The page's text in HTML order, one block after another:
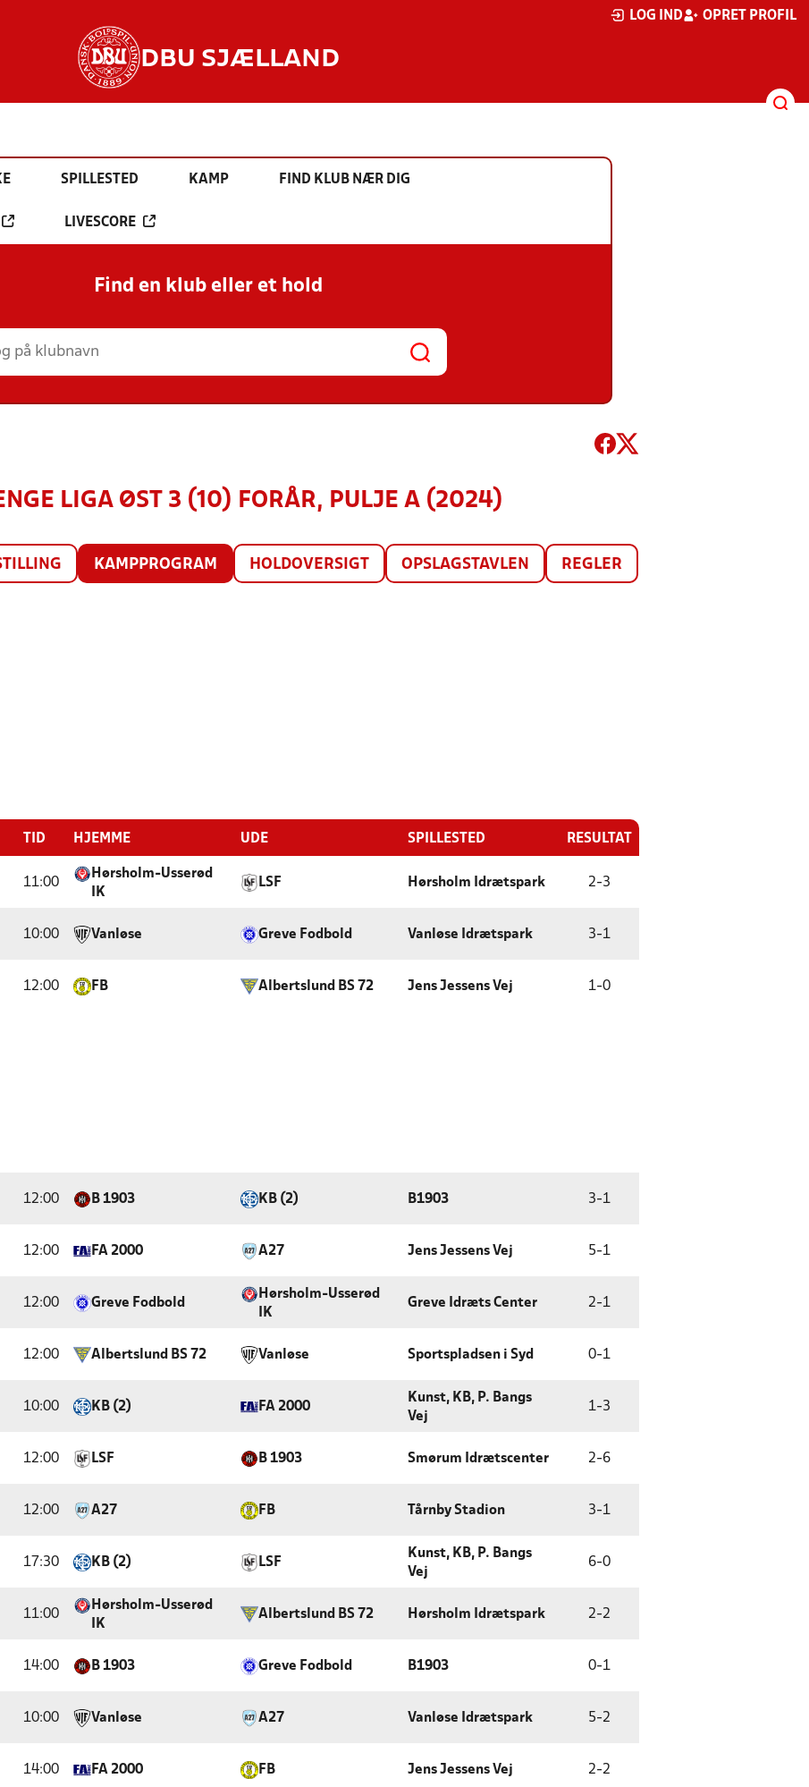
LOG IND OPRET PROFIL
DBU SJÆLLAND
SPILLESTED KAMP FIND KLUB NÆR DIG
LIVESCORE
Find en klub eller et hold
LIGA ØST 3 (10) FORÅR, PULJE A (2024)
KAMPPROGRAM HOLDOVERSIGT OPSLAGSTAVLEN REGLER
TID HJEMME UDE SPILLESTED RESULTAT
11:00
Hørsholm-Usserød
IK
LSF Hørsholm Idrætspark 2-3
10:00 Vanløse Greve Fodbold Vanløse Idrætspark 3-1
12:00 FB Albertslund BS 72 Jens Jessens Vej 1-0
12:00 B 1903 KB (2) B1903 3-1
12:00 FA 2000 A27 Jens Jessens Vej 5-1
12:00 Greve Fodbold
Hørsholm-Usserød
IK
Greve Idræts Center 2-1
12:00 Albertslund BS 72 Vanløse Sportspladsen i Syd 0-1
10:00 KB (2) FA 2000
Kunst, KB, P. Bangs
Vej
1-3
12:00 LSF B 1903 Smørum Idrætscenter 2-6
12:00 A27 FB Tårnby Stadion 3-1
17:30 KB (2) LSF
Kunst, KB, P. Bangs
Vej
6-0
11:00
Hørsholm-Usserød
IK
Albertslund BS 72 Hørsholm Idrætspark 2-2
14:00 B 1903 Greve Fodbold B1903 0-1
10:00 Vanløse A27 Vanløse Idrætspark 5-2
14:00 FA 2000 FB Jens Jessens Vej 2-2